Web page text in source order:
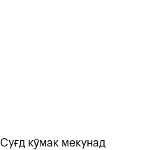
кӯмак мекунад